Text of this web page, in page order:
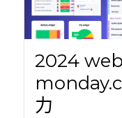
2024
力